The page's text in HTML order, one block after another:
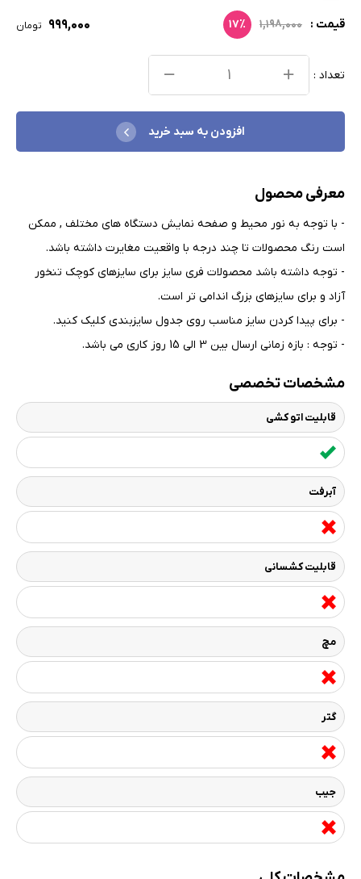
قیمت : ۱,۱۹۸,۰۰۰ ۱۷٪ ۹۹۹,۰۰۰ تومان
تعداد :
افزودن به سبد خرید
معرفی محصول
- با توجه به نور محیط و صفحه نمایش دستگاه های مختلف , ممکن
است رنگ محصولات تا چند درجه با واقعیت مغایرت داشته باشد.
- توجه داشته باشد محصولات فری سایز برای سایزهای کوچک تنخور
آزاد و برای سایزهای بزرگ اندامی تر است.
- برای پیدا کردن سایز مناسب روی جدول سایزبندی کلیک کنید.
- توجه : بازه زمانی ارسال بین 3 الی 15 روز کاری می باشد.
مشخصات تخصصی
قابلیت اتو کشی
آبرفت
قابلیت کشسانی
مچ
گتر
جیب